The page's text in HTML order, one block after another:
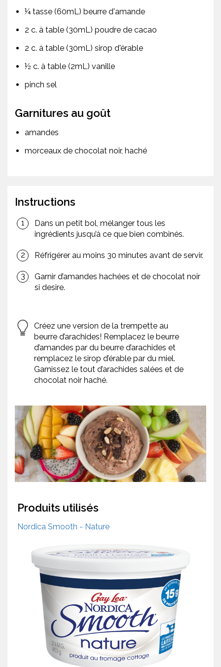
¼ tasse (60mL) beurre d'amande
2 c. à table (30mL) poudre de cacao
2 c. à table (30mL) sirop d'érable
½ c. à table (2mL) vanille
pinch sel
Garnitures au goût
amandes
morceaux de chocolat noir, haché
Instructions
Dans un petit bol, mélanger tous les
ingrédients jusqu’à ce que bien combinés.
Réfrigérer au moins 30 minutes avant de servir.
Garnir d’amandes hachées et de chocolat noir
si desire.
Créez une version de la trempette au
beurre d’arachides! Remplacez le beurre
d’amandes par du beurre d’arachides et
remplacez le sirop d’érable par du miel.
Garnissez le tout d’arachides salées et de
chocolat noir haché.
Produits utilisés
Nordica Smooth - Nature